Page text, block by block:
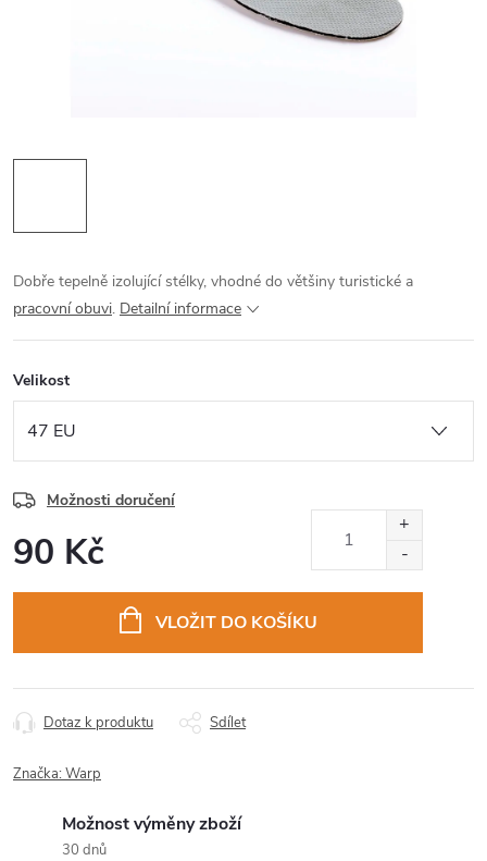
Dobře tepelně izolující stélky, vhodné do většiny turistické a
pracovní obuvi. Detailní informace
Velikost
Možnosti doručení
90 Kč
VLOŽIT DO KOŠÍKU
Dotaz k produktu Sdílet
Značka:Warp
Možnost výměny zboží
30 dnů